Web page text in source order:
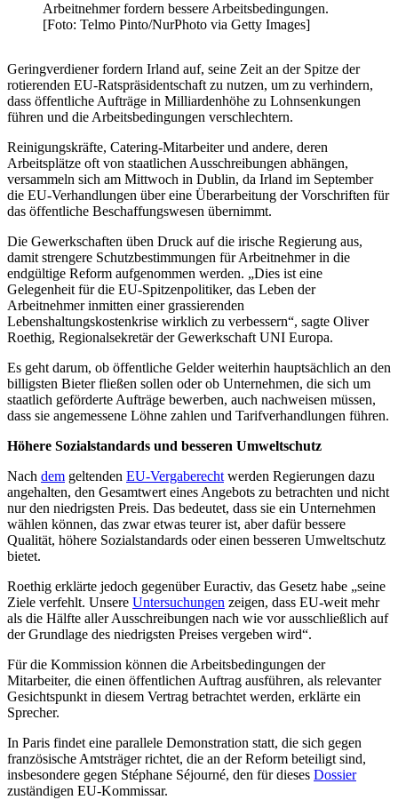
Arbeitnehmer fordern bessere Arbeitsbedingungen.
[Foto: Telmo Pinto/NurPhoto via Getty Images]
Geringverdiener fordern Irland auf, seine Zeit an der Spitze der
rotierenden EU-Ratspräsidentschaft zu nutzen, um zu verhindern,
dass öffentliche Aufträge in Milliardenhöhe zu Lohnsenkungen
führen und die Arbeitsbedingungen verschlechtern.
Reinigungskräfte, Catering-Mitarbeiter und andere, deren
Arbeitsplätze oft von staatlichen Ausschreibungen abhängen,
versammeln sich am Mittwoch in Dublin, da Irland im September
die EU-Verhandlungen über eine Überarbeitung der Vorschriften für
das öffentliche Beschaffungswesen übernimmt.
Die Gewerkschaften üben Druck auf die irische Regierung aus,
damit strengere Schutzbestimmungen für Arbeitnehmer in die
endgültige Reform aufgenommen werden. „Dies ist eine
Gelegenheit für die EU-Spitzenpolitiker, das Leben der
Arbeitnehmer inmitten einer grassierenden
Lebenshaltungskostenkrise wirklich zu verbessern“, sagte Oliver
Roethig, Regionalsekretär der Gewerkschaft UNI Europa.
Es geht darum, ob öffentliche Gelder weiterhin hauptsächlich an den
billigsten Bieter fließen sollen oder ob Unternehmen, die sich um
staatlich geförderte Aufträge bewerben, auch nachweisen müssen,
dass sie angemessene Löhne zahlen und Tarifverhandlungen führen.
Höhere Sozialstandards und besseren Umweltschutz
Nach dem geltenden EU-Vergaberecht werden Regierungen dazu
angehalten, den Gesamtwert eines Angebots zu betrachten und nicht
nur den niedrigsten Preis. Das bedeutet, dass sie ein Unternehmen
wählen können, das zwar etwas teurer ist, aber dafür bessere
Qualität, höhere Sozialstandards oder einen besseren Umweltschutz
bietet.
Roethig erklärte jedoch gegenüber Euractiv, das Gesetz habe „seine
Ziele verfehlt. Unsere Untersuchungen zeigen, dass EU-weit mehr
als die Hälfte aller Ausschreibungen nach wie vor ausschließlich auf
der Grundlage des niedrigsten Preises vergeben wird“.
Für die Kommission können die Arbeitsbedingungen der
Mitarbeiter, die einen öffentlichen Auftrag ausführen, als relevanter
Gesichtspunkt in diesem Vertrag betrachtet werden, erklärte ein
Sprecher.
In Paris findet eine parallele Demonstration statt, die sich gegen
französische Amtsträger richtet, die an der Reform beteiligt sind,
insbesondere gegen Stéphane Séjourné, den für dieses Dossier
zuständigen EU-Kommissar.